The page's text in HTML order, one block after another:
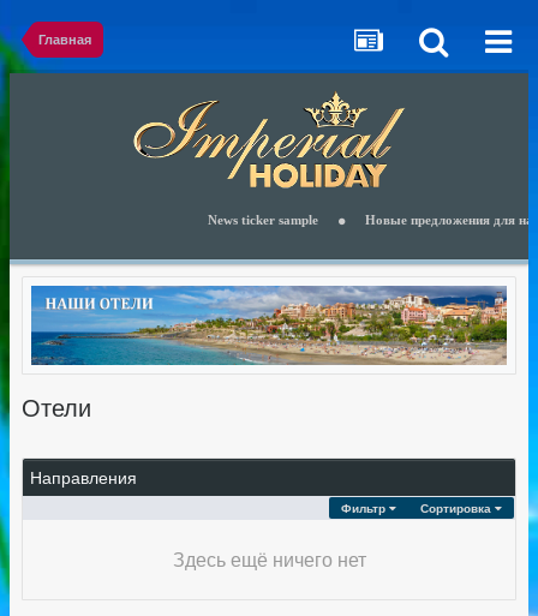
Главная
News ticker sample Новые предложения для
Отели
Направления
Сортировка
Фильтр
Здесь ещё ничего нет